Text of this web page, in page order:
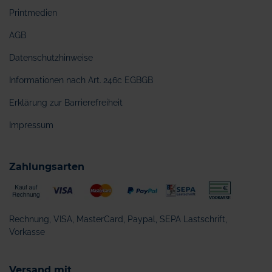
Printmedien
AGB
Datenschutzhinweise
Informationen nach Art. 246c EGBGB
Erklärung zur Barrierefreiheit
Impressum
Zahlungsarten
Rechnung, VISA, MasterCard, Paypal, SEPA Lastschrift,
Vorkasse